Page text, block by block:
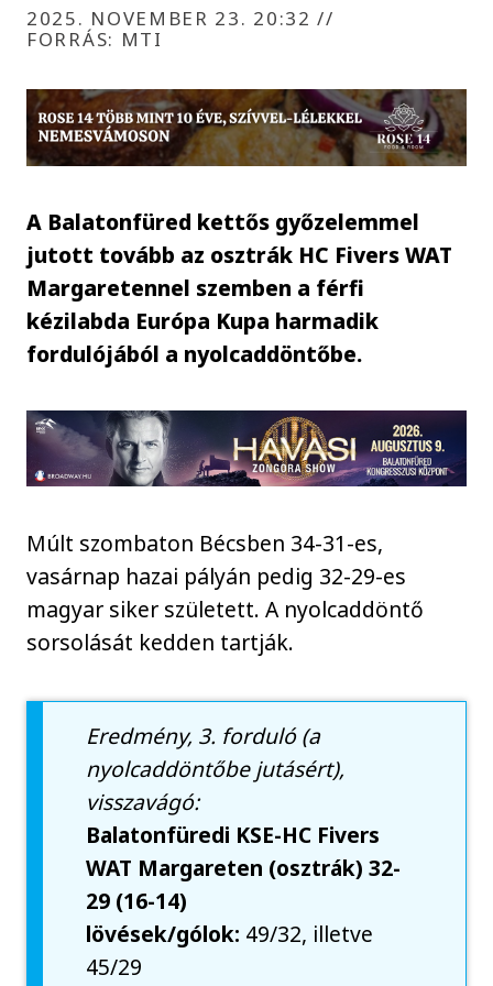
2025. NOVEMBER 23. 20:32//
FORRÁS: MTI
A Balatonfüred kettős győzelemmel
jutott tovább az osztrák HC Fivers WAT
Margaretennel szemben a férfi
kézilabda Európa Kupa harmadik
fordulójából a nyolcaddöntőbe.
Múlt szombaton Bécsben 34-31-es,
vasárnap hazai pályán pedig 32-29-es
magyar siker született. A nyolcaddöntő
sorsolását kedden tartják.
Eredmény, 3. forduló (a
nyolcaddöntőbe jutásért),
visszavágó:
Balatonfüredi KSE-HC Fivers
WAT Margareten (osztrák) 32-
29 (16-14)
lövések/gólok: 49/32, illetve
45/29